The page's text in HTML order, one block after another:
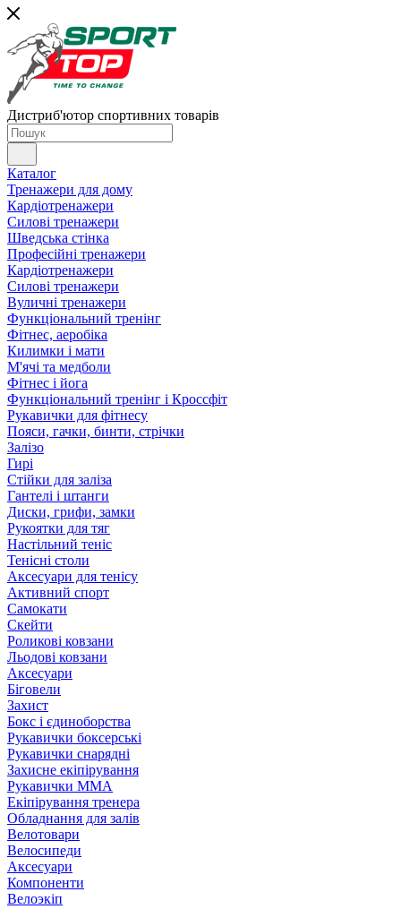
Дистриб'ютор спортивних товарів
Каталог
Тренажери для дому
Кардіотренажери
Силові тренажери
Шведська стінка
Професійні тренажери
Кардіотренажери
Силові тренажери
Вуличні тренажери
Функціональний тренінг
Фітнес, аеробіка
Килимки і мати
М'ячі та медболи
Фітнес і йога
Функціональний тренінг і Кроссфіт
Рукавички для фітнесу
Пояси, гачки, бинти, стрічки
Залізо
Гирі
Стійки для заліза
Гантелі і штанги
Диски, грифи, замки
Рукоятки для тяг
Настільний теніс
Тенісні столи
Аксесуари для тенісу
Активний спорт
Самокати
Скейти
Роликові ковзани
Льодові ковзани
Аксесуари
Біговели
Захист
Бокс і єдиноборства
Рукавички боксерські
Рукавички снарядні
Захисне екіпірування
Рукавички ММА
Екіпірування тренера
Обладнання для залів
Велотовари
Велосипеди
Аксесуари
Компоненти
Велоэкіп